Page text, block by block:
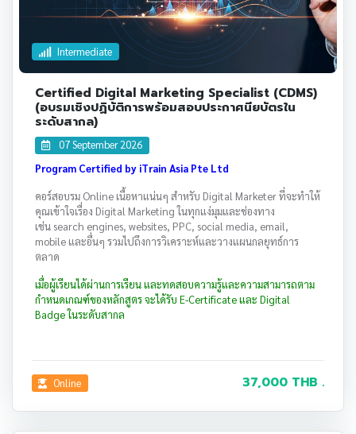
Intermediate
Certified Digital Marketing Specialist (CDMS)
(อบรมเชิงปฏิบัติการพร้อมสอบประกาศนียบัตรใน
ระดับสากล)
07 September 2026
Program Certified by iTrain Asia Pte Ltd
คอร์สอบรม Online เนื้อหาแน่นๆ สำหรับ Digital Marketer ที่จะทำให้
คุณเข้าใจเรื่อง Digital Marketing ในทุกแง่มุมและช่องทาง
เช่น search engines, websites, PPC, social media, email,
mobile และอื่นๆ รวมไปถึงการวิเคราะห์และวางแผนกลยุทธ์การ
ตลาด
เมื่อผู้เรียนได้ผ่านการเรียน และทดสอบความรู้และความสามารถตาม
กำหนดเกณฑ์ของหลักสูตร จะได้รับ E-Certificate และ Digital
Badge ในระดับสากล
Online 37,000 THB .